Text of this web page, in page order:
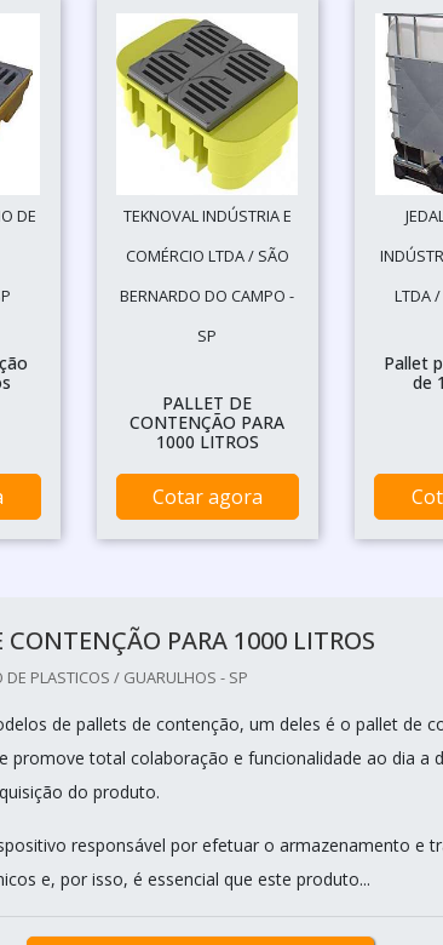
DE
TEKNOVAL INDÚSTRIA E
COMÉRCIO LTDA / SÃO
BERNARDO DO CAMPO -
SP
PALLET DE
CONTENÇÃO PARA
1000 LITROS
Cotar agora
LTDA
Pallet
de
CONTENÇÃO PARA 1000 LITROS
DE PLASTICOS / GUARULHOS - SP
de pallets de contenção, um deles é o pallet de
promove total colaboração e funcionalidade ao dia a
do produto.
responsável por efetuar o armazenamento e
e, por isso, é essencial que este produto...